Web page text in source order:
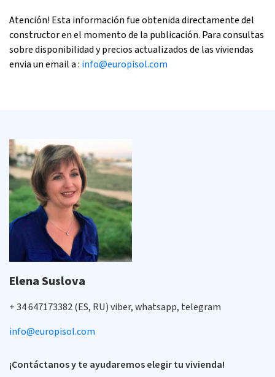
Atención! Esta información fue obtenida directamente del
constructor en el momento de la publicación. Para consultas
sobre disponibilidad y precios actualizados de las viviendas
envia un email a : info@europisol.com
Elena Suslova
+ 34 647173382 (ES, RU) viber, whatsapp, telegram
info@europisol.com
¡Contáctanos y te ayudaremos elegir tu vivienda!